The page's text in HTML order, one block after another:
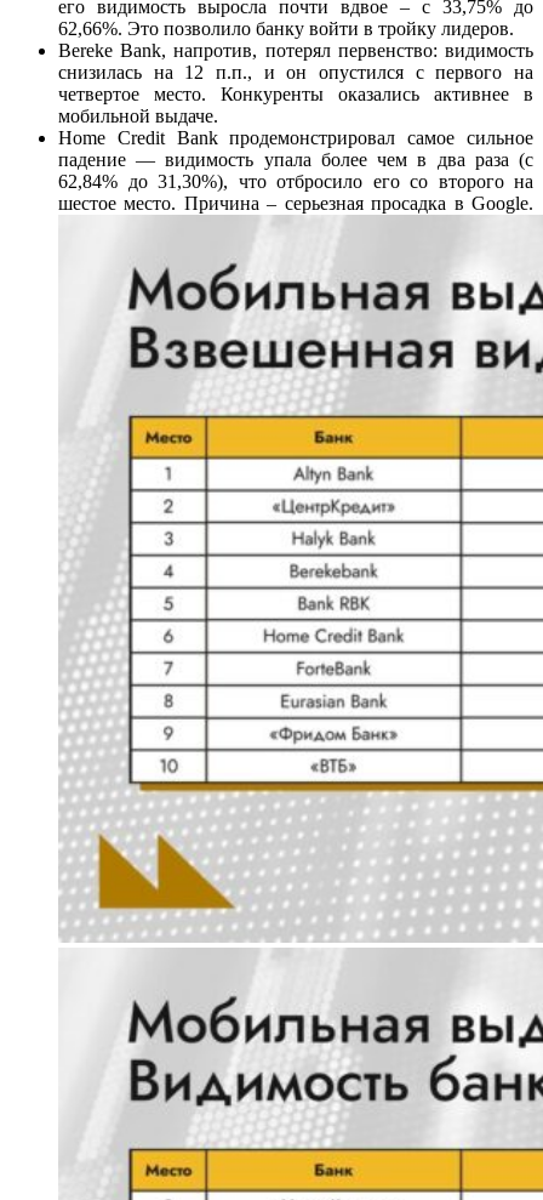
его видимость выросла почти вдвое – с 33,75% до
62,66%. Это позволило банку войти в тройку лидеров.
Bereke Bank, напротив, потерял первенство: видимость
снизилась на 12 п.п., и он опустился с первого на
четвертое место. Конкуренты оказались активнее в
мобильной выдаче.
Home Credit Bank продемонстрировал самое сильное
падение — видимость упала более чем в два раза (с
62,84% до 31,30%), что отбросило его со второго на
шестое место. Причина – серьезная просадка в Google.